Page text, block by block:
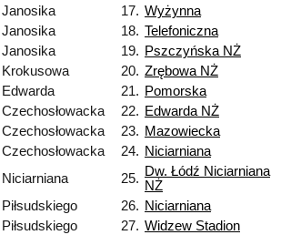
Janosika
17. Wyżynna
Janosika
18. Telefoniczna
Janosika
19. Pszczyńska NŻ
Krokusowa
20. Zrębowa NŻ
Edwarda
21. Pomorska
Czechosłowacka
22. Edwarda NŻ
Czechosłowacka
23. Mazowiecka
Czechosłowacka
24. Niciarniana
Niciarniana
25. Dw. Łódź Niciarniana
NŻ
Piłsudskiego 26. Niciarniana
Piłsudskiego
27. Widzew Stadion